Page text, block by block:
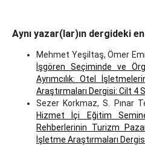
Aynı yazar(lar)ın dergideki
Mehmet Yeşiltaş, Ömer
İşgören Seçiminde ve
Ayrımcılık: Otel
Araştırmaları Dergisi: Cilt 4
Sezer Korkmaz, S. Pınar
Hizmet İçi Eğitim
Rehberlerinin Turizm
İşletme Araştırmaları